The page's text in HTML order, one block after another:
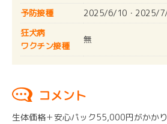
予防接種
2025/6/10・2025/7/
狂犬病
ワクチン接種
無
コメント
生体価格＋安心パック55,000円がかかり